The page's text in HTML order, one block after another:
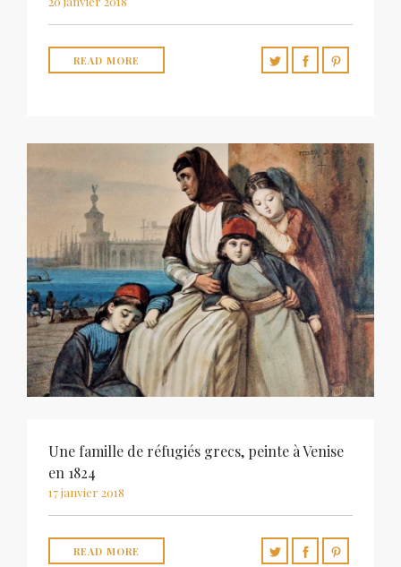
READ MORE
Une famille de réfugiés grecs, peinte à Venise
en 1824
17 janvier 2018
READ MORE